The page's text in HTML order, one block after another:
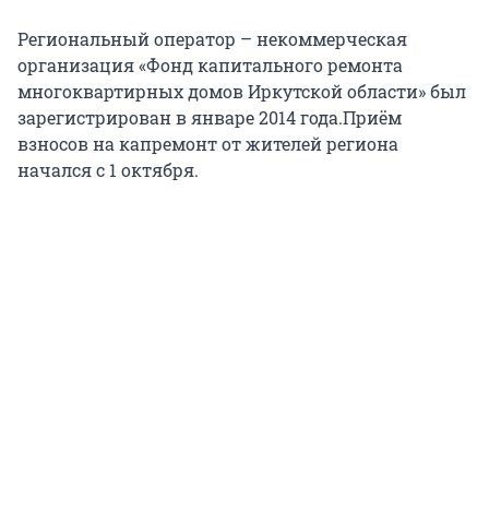
Региональный оператор – некоммерческая
организация «Фонд капитального ремонта
многоквартирных домов Иркутской области» был
зарегистрирован в январе 2014 года.Приём
взносов на капремонт от жителей региона
начался с 1 октября.